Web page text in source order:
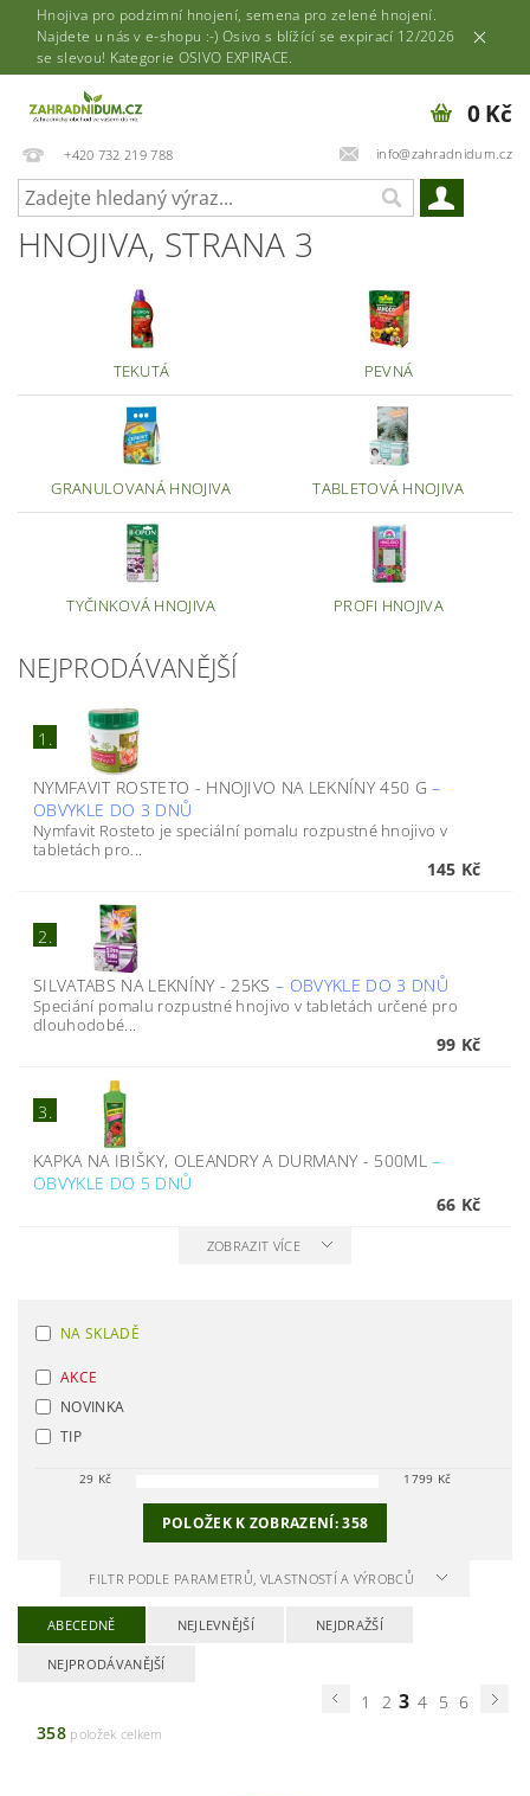
Hnojiva pro podzimní hnojení, semena pro zelené hnojení.
Najdete u nás v e-shopu :-) Osivo s blížící se expirací 12/2026
se slevou! Kategorie OSIVO EXPIRACE.
+420 732 219 788 info@zahradnidum.cz
0 Kč
HNOJIVA, STRANA 3
TEKUTÁ PEVNÁ
GRANULOVANÁ HNOJIVA TABLETOVÁ HNOJIVA
TYČINKOVÁ HNOJIVA PROFI HNOJIVA
NEJPRODÁVANĚJŠÍ
1.
NYMFAVIT ROSTETO - HNOJIVO NA LEKNÍNY 450 G–
OBVYKLE DO 3 DNŮ
Nymfavit Rosteto je speciální pomalu rozpustné hnojivo v
tabletách pro...
145 Kč
2.
SILVATABS NA LEKNÍNY - 25KS– OBVYKLE DO 3 DNŮ
Speciání pomalu rozpustné hnojivo v tabletách určené pro
dlouhodobé...
99 Kč
3.
KAPKA NA IBIŠKY, OLEANDRY A DURMANY - 500ML–
OBVYKLE DO 5 DNŮ
66 Kč
ZOBRAZIT VÍCE
NA SKLADĚ
AKCE
NOVINKA
TIP
29 Kč 1799 Kč
POLOŽEK K ZOBRAZENÍ:358
FILTR PODLE PARAMETRŮ, VLASTNOSTÍ A VÝROBCŮ
ABECEDNĚ NEJLEVNĚJŠÍ NEJDRAŽŠÍ
NEJPRODÁVANĚJŠÍ
1 2 3 4 5 6
358položek celkem